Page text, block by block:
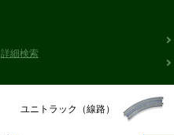
詳細検索
ユニトラック（線路）